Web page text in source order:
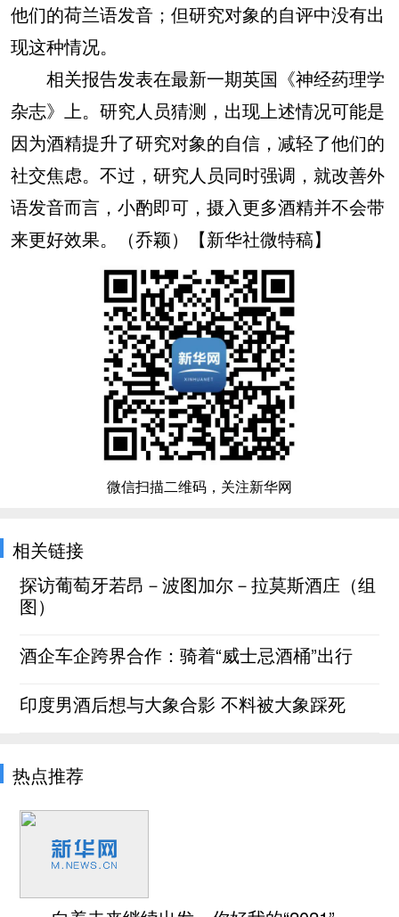
他们的荷兰语发音；但研究对象的自评中没有出
现这种情况。
相关报告发表在最新一期英国《神经药理学
杂志》上。研究人员猜测，出现上述情况可能是
因为酒精提升了研究对象的自信，减轻了他们的
社交焦虑。不过，研究人员同时强调，就改善外
语发音而言，小酌即可，摄入更多酒精并不会带
来更好效果。（乔颖）【新华社微特稿】
微信扫描二维码，关注新华网
相关链接
探访葡萄牙若昂－波图加尔－拉莫斯酒庄（组
图）
酒企车企跨界合作：骑着“威士忌酒桶”出行
印度男酒后想与大象合影 不料被大象踩死
热点推荐